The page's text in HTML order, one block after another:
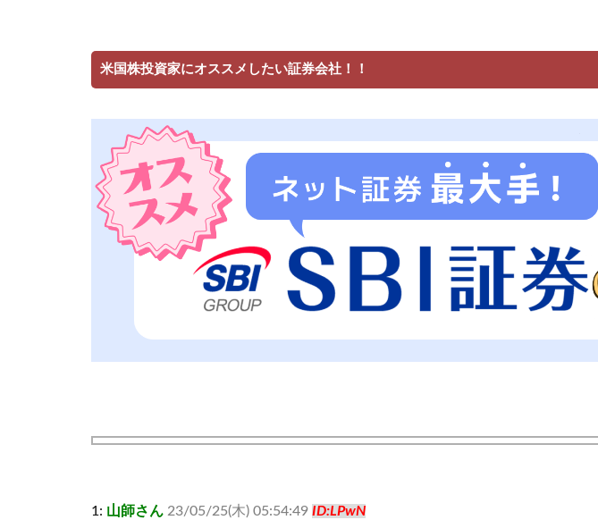
米国株投資家にオススメしたい証券会社！！
1: 山師さん 23/05/25(木) 05:54:49 ID:LPwN